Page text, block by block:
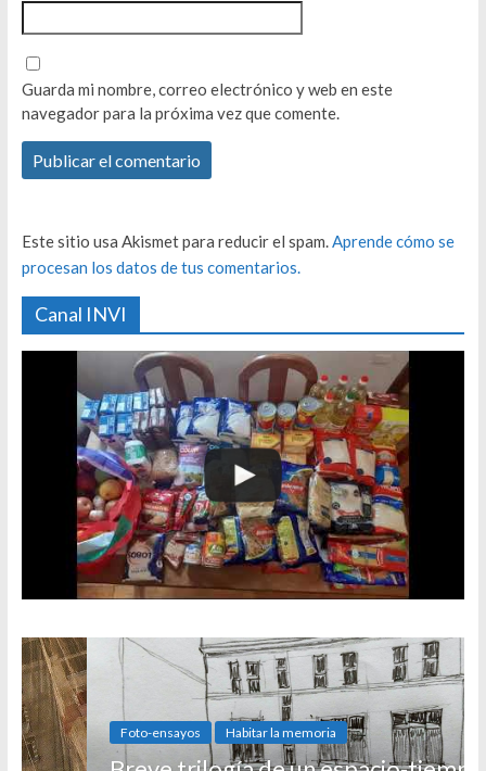
Guarda mi nombre, correo electrónico y web en este
navegador para la próxima vez que comente.
Este sitio usa Akismet para reducir el spam.Aprende cómo se
procesan los datos de tus comentarios.
Canal INVI
Foto-ensayos Habitar la memoria